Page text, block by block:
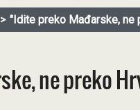
"Idite preko Mađarske, ne
ne preko